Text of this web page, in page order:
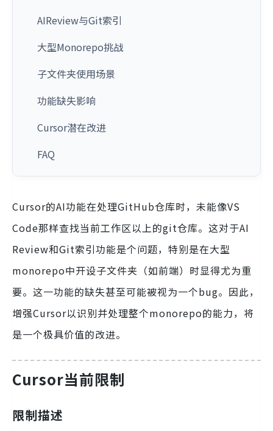
AIReview与Git索引
大型Monorepo挑战
子文件夹使用场景
功能缺失影响
Cursor潜在改进
FAQ
Cursor的AI功能在处理GitHub仓库时，未能像VS
Code那样查找当前工作区以上的git仓库。这对于AI
Review和Git索引功能是个问题，特别是在大型
monorepo中开设子文件夹（如前端）时显得尤为重
要。这一功能的缺失甚至可能被视为一个bug。因此，
增强Cursor以识别并处理整个monorepo的能力，将
是一个极具价值的改进。
Cursor当前限制
限制描述